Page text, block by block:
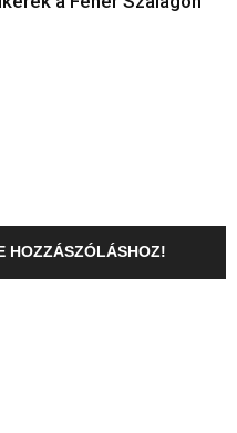
HOZZÁSZÓLÁSHOZ!